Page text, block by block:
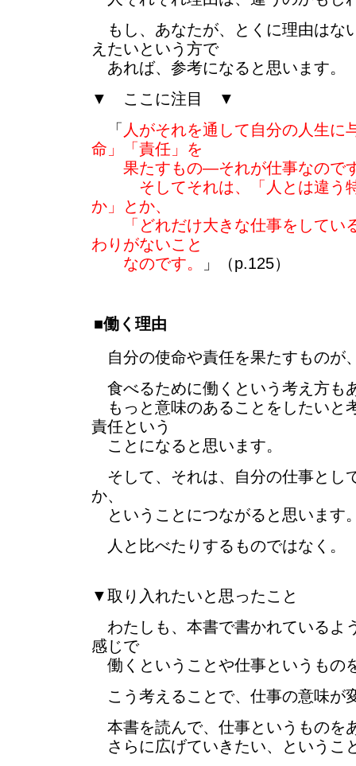
もし、あなたが、とくに理由はな
えたいという方で
あれば、参考になると思います。
▼ ここに注目 ▼
「 人がそれを通して自分の人生に
命」「責任」を
果たすもの―それが仕事なので
そしてそれは、「人とは違う特
か」とか、
「どれだけ大きな仕事をしてい
わりがないこと
なのです。
」（p.125）
■働く理由
自分の使命や責任を果たすものが
食べるために働くという考え方も
もっと意味のあることをしたいと
責任という
ことになると思います。
そして、それは、自分の仕事とし
か、
ということにつながると思います
人と比べたりするものではなく。
▼取り入れたいと思ったこと
わたしも、本書で書かれているよ
感じで
働くということや仕事というもの
こう考えることで、仕事の意味が
本書を読んで、仕事というものを
さらに広げていきたい、というこ